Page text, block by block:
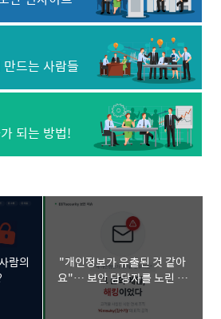
을 넘어서는 비즈니스까지 확장을 시도 김
는 AI(인공지능)·빅데이터 및 머신러닝
꼽힙니다. 김 이사는 클라우드 기업인
등에서 AI센터장을 역임했는데요...
드는 사람들
되는 방법!
람의
"개인정보가 유출된 것 같아
요"… 보안 담당자를 노린 김
수키(Kimsuky) 스피어 피싱
공격